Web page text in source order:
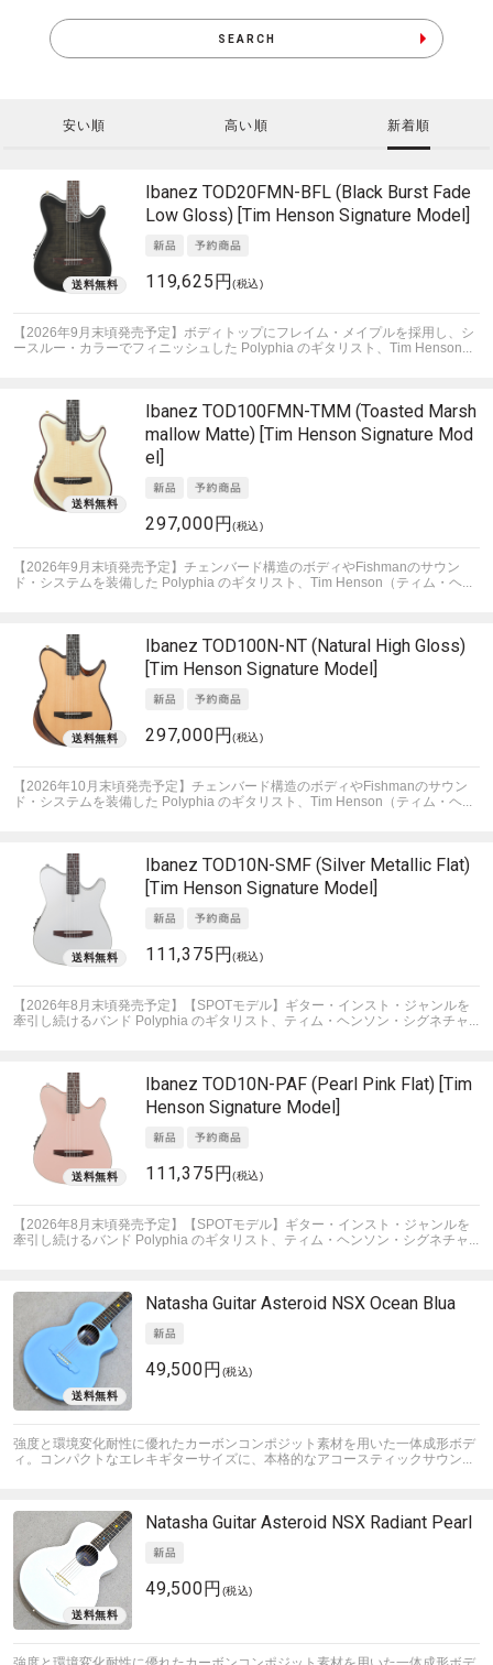
SEARCH
安い順 高い順 新着順
Ibanez TOD20FMN-BFL (Black Burst Fade
Low Gloss) [Tim Henson Signature Model]
119,625円(税込)
【2026年9月末頃発売予定】ボディトップにフレイム・メイプルを採用し、シ
ースルー・カラーでフィニッシュした Polyphia のギタリスト、Tim Henson...
Ibanez TOD100FMN-TMM (Toasted Marsh
mallow Matte) [Tim Henson Signature Mod
el]
297,000円(税込)
【2026年9月末頃発売予定】チェンバード構造のボディやFishmanのサウン
ド・システムを装備した Polyphia のギタリスト、Tim Henson（ティム・ヘ...
Ibanez TOD100N-NT (Natural High Gloss)
[Tim Henson Signature Model]
297,000円(税込)
【2026年10月末頃発売予定】チェンバード構造のボディやFishmanのサウン
ド・システムを装備した Polyphia のギタリスト、Tim Henson（ティム・ヘ...
Ibanez TOD10N-SMF (Silver Metallic Flat)
[Tim Henson Signature Model]
111,375円(税込)
【2026年8月末頃発売予定】【SPOTモデル】ギター・インスト・ジャンルを
牽引し続けるバンド Polyphia のギタリスト、ティム・ヘンソン・シグネチャ...
Ibanez TOD10N-PAF (Pearl Pink Flat) [Tim
Henson Signature Model]
111,375円(税込)
【2026年8月末頃発売予定】【SPOTモデル】ギター・インスト・ジャンルを
牽引し続けるバンド Polyphia のギタリスト、ティム・ヘンソン・シグネチャ...
Natasha Guitar Asteroid NSX Ocean Blua
49,500円 (税込)
強度と環境変化耐性に優れたカーボンコンポジット素材を用いた一体成形ボデ
ィ。コンパクトなエレキギターサイズに、本格的なアコースティックサウン...
Natasha Guitar Asteroid NSX Radiant Pearl
49,500円 (税込)